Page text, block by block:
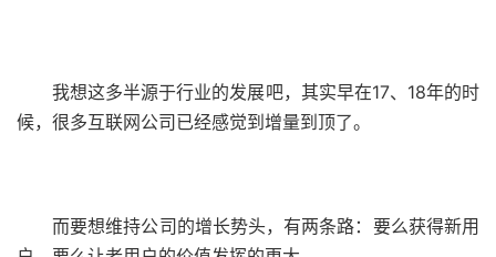
我想这多半源于行业的发展吧，其实早在17、18年的时
候，很多互联网公司已经感觉到增量到顶了。
而要想维持公司的增长势头，有两条路：要么获得新用